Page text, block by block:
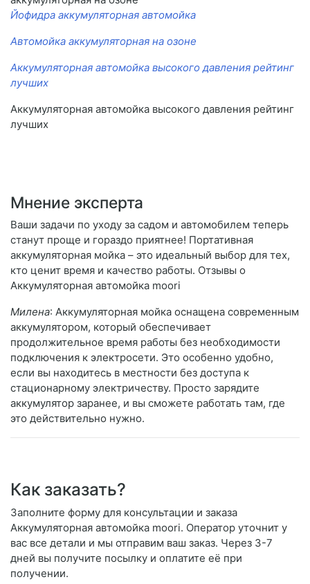
Йофидра аккумуляторная автомойка
Автомойка аккумуляторная на озоне
Аккумуляторная автомойка высокого давления рейтинг
лучших
Аккумуляторная автомойка высокого давления рейтинг
лучших
Мнение эксперта
Ваши задачи по уходу за садом и автомобилем теперь
станут проще и гораздо приятнее! Портативная
аккумуляторная мойка – это идеальный выбор для тех,
кто ценит время и качество работы. Отзывы о
Аккумуляторная автомойка moori
Милена: Аккумуляторная мойка оснащена современным
аккумулятором, который обеспечивает
продолжительное время работы без необходимости
подключения к электросети. Это особенно удобно,
если вы находитесь в местности без доступа к
стационарному электричеству. Просто зарядите
аккумулятор заранее, и вы сможете работать там, где
это действительно нужно.
Как заказать?
Заполните форму для консультации и заказа
Аккумуляторная автомойка moori. Оператор уточнит у
вас все детали и мы отправим ваш заказ. Через 3-7
дней вы получите посылку и оплатите её при
получении.